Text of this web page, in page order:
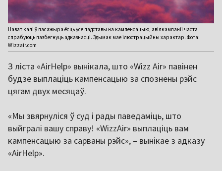
Нават калі ў пасажыра ёсць усе падставы на кампенсацыю, авіякампаніі часта
спрабуюць пазбегнуць адказнасці. Здымак мае ілюстрацыйны характар. Фота:
Wizzair.com
З ліста «AirHelp» вынікала, што «Wizz Air» павінен
будзе выплаціць кампенсацыю за спознены рэйс
цягам двух месяцаў.
«Мы звярнуліся ў суд і рады паведаміць, што
выйгралі вашу справу! «WizzAir» выплаціць вам
кампенсацыю за сарваны рэйс», – вынікае з адказу
«AirHelp».